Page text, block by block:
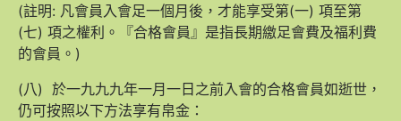
(註明: 凡會員入會足一個月後，才能享受第(一) 項至第
(七) 項之權利。『合格會員』是指長期繳足會費及福利費
的會員。)
(八) 於一九九九年一月一日之前入會的合格會員如逝世，
仍可按照以下方法享有帛金：